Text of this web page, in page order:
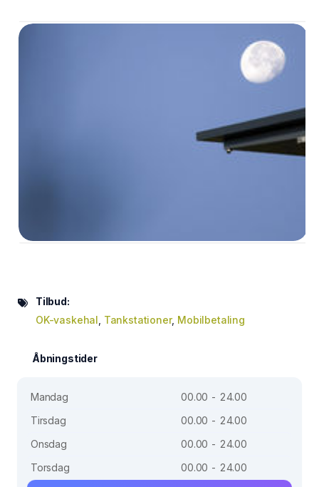
Tilbud:
OK-vaskehal Tankstationer, Mobilbetaling
Åbningstider
Mandag
00.00 - 24.00
Tirsdag
00.00 - 24.00
Onsdag
00.00 - 24.00
Torsdag
00.00 - 24.00